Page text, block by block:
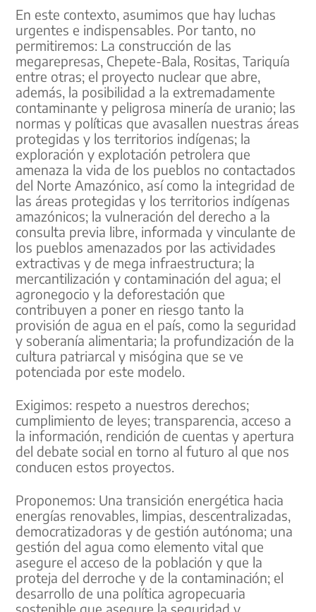
En este contexto, asumimos que hay luchas
urgentes e indispensables. Por tanto, no
permitiremos: La construcción de las
megarepresas, Chepete-Bala, Rositas, Tariquía
entre otras; el proyecto nuclear que abre,
además, la posibilidad a la extremadamente
contaminante y peligrosa minería de uranio; las
normas y políticas que avasallen nuestras áreas
protegidas y los territorios indígenas; la
exploración y explotación petrolera que
amenaza la vida de los pueblos no contactados
del Norte Amazónico, así como la integridad de
las áreas protegidas y los territorios indígenas
amazónicos; la vulneración del derecho a la
consulta previa libre, informada y vinculante de
los pueblos amenazados por las actividades
extractivas y de mega infraestructura; la
mercantilización y contaminación del agua; el
agronegocio y la deforestación que
contribuyen a poner en riesgo tanto la
provisión de agua en el país, como la seguridad
y soberanía alimentaria; la profundización de la
cultura patriarcal y misógina que se ve
potenciada por este modelo.
Exigimos: respeto a nuestros derechos;
cumplimiento de leyes; transparencia, acceso a
la información, rendición de cuentas y apertura
del debate social en torno al futuro al que nos
conducen estos proyectos.
Proponemos: Una transición energética hacia
energías renovables, limpias, descentralizadas,
democratizadoras y de gestión autónoma; una
gestión del agua como elemento vital que
asegure el acceso de la población y que la
proteja del derroche y de la contaminación; el
desarrollo de una política agropecuaria
sostenible que asegure la seguridad y